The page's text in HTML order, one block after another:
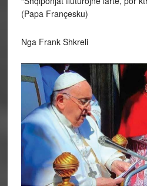
(Papa Françesku)
Nga Frank Shkreli